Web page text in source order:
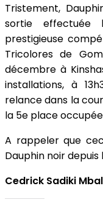
Tristement,
sortie
prestigieuse
Tricolores de
décembre à
installations, à
relance dans la
la 5e place
A rappeler que
Dauphin noir depuis
Cedrick Sadiki